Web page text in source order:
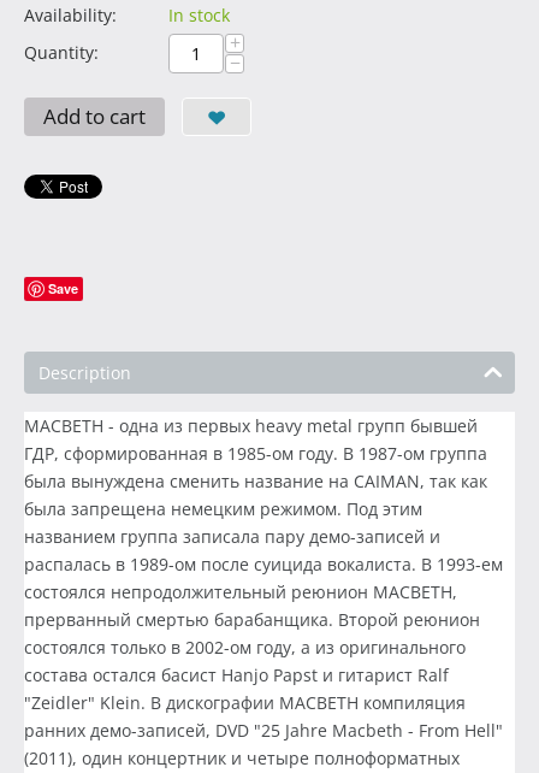
Availability:
In stock
Quantity:
+
−
Add to cart
Save
Description
MACBETH - одна из первых heavy metal групп бывшей
ГДР, сформированная в 1985-ом году. В 1987-ом группа
была вынуждена сменить название на CAIMAN, так как
была запрещена немецким режимом. Под этим
названием группа записала пару демо-записей и
распалась в 1989-ом после суицида вокалиста. В 1993-ем
состоялся непродолжительный реюнион MACBETH,
прерванный смертью барабанщика. Второй реюнион
состоялся только в 2002-ом году, а из оригинального
состава остался басист Hanjo Papst и гитарист Ralf
"Zeidler" Klein. В дискографии MACBETH компиляция
ранних демо-записей, DVD "25 Jahre Macbeth - From Hell"
(2011), один концертник и четыре полноформатных